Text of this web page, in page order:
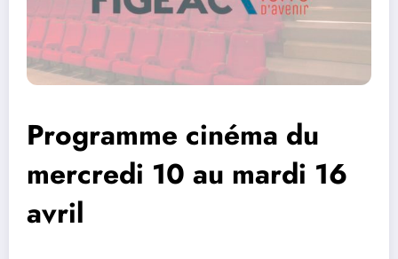
Programme cinéma du
mercredi 10 au mardi 16
avril